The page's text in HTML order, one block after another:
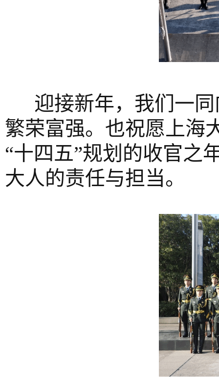
迎接新年，我们一
繁荣富强。也祝愿上海
“十四五”规划的收官之
大人的责任与担当。